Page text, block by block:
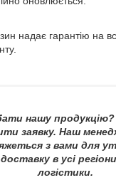
надає гарантію на
нашу
заявку. Наш
з вами для
в усі
логістики.